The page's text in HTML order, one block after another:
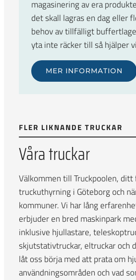
magasinering av era
det skall lagras en dag eller
behov av tillfälligt
yta inte räcker till så hjälper
MER INFORMATION
FLER LIKNANDE TRUCKAR
Våra truckar
Välkommen till Truckpoolen,
truckuthyrning i Göteborg och
kommuner. Vi har lång
erbjuder en bred maskinpark
inklusive hjullastare,
skjutstativtruckar, eltruckar och
låt oss börja med att prata om
användningsområden och vad